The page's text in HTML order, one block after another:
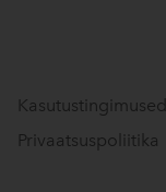
Kasutustingimused
Privaatsuspoliitika